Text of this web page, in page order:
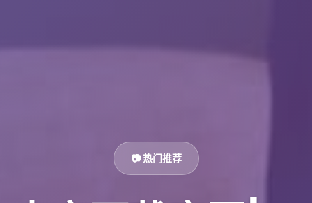
📷 热门推荐